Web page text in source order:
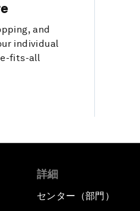
and
individual
fits-all
詳細
センター（部門）